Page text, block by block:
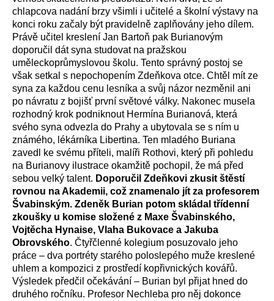
chlapcova nadání brzy všimli i učitelé a školní výstavy na
konci roku začaly být pravidelně zaplňovány jeho dílem.
Právě učitel kreslení Jan Bartoň pak Burianovým
doporučil dát syna studovat na pražskou
uměleckoprůmyslovou školu. Tento správný postoj se
však setkal s nepochopením Zdeňkova otce. Chtěl mít ze
syna za každou cenu lesníka a svůj názor nezměnil ani
po návratu z bojišť první světové války. Nakonec musela
rozhodný krok podniknout Hermína Burianová, která
svého syna odvezla do Prahy a ubytovala se s ním u
známého, lékárníka Libertina. Ten mladého Buriana
zavedl ke svému příteli, malíři Rothovi, který při pohledu
na Burianovy ilustrace okamžitě pochopil, že má před
sebou velký talent. Doporučil Zdeňkovi zkusit štěstí
rovnou na Akademii, což znamenalo jít za profesorem
Švabinským. Zdeněk Burian potom skládal třídenní
zkoušky u komise složené z Maxe Švabinského,
Vojtěcha Hynaise, Vlaha Bukovace a Jakuba
Obrovského. Čtyřčlenné kolegium posuzovalo jeho
práce – dva portréty starého poloslepého muže kreslené
uhlem a kompozici z prostředí kopřivnických kovářů.
Výsledek předčil očekávání – Burian byl přijat hned do
druhého ročníku. Profesor Nechleba pro něj dokonce